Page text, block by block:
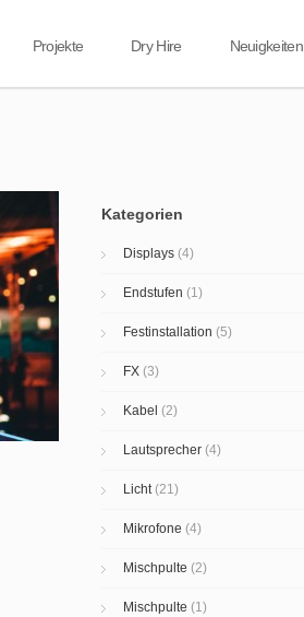
Projekte Dry Hire Neuigkeiten
Kategorien
Displays(4)
Endstufen (1)
Festinstallation (5)
FX(3)
Kabel (2)
Lautsprecher(4)
Licht(21)
Mikrofone (4)
Mischpulte (2)
Mischpulte (1)